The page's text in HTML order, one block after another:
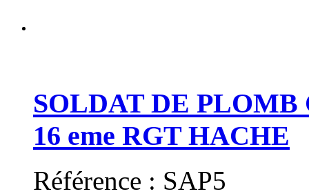
SOLDAT DE
16 eme RGT HACHE
Référence : SAP5